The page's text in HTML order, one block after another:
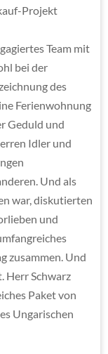
Projekt
Team mit
bei der
des
Ferienwohnung
Geduld und
Idler und
Und als
war, diskutierten
und
zusammen. Und
Herr Schwarz
Paket von
Ungarischen